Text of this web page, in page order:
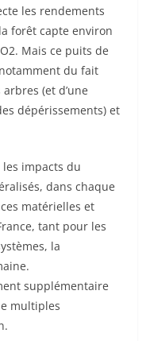
les rendements
forêt capte environ
Mais ce puits de
du fait
(et d’une
dépérissements) et
les impacts du
dans chaque
matérielles et
tant pour les
la
supplémentaire
multiples